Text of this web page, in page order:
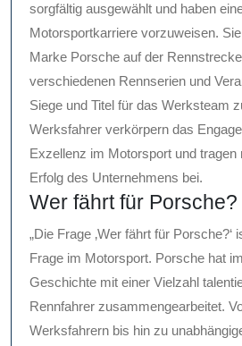
sorgfältig ausgewählt und haben
Motorsportkarriere vorzuweisen.
Marke Porsche auf der
verschiedenen Rennserien und
Siege und Titel für das Werksteam
Werksfahrer verkörpern das
Exzellenz im Motorsport und tragen
Erfolg des Unternehmens bei.
Wer fährt für Porsche?
„Die Frage ‚Wer fährt für Porsche?‘
Frage im Motorsport. Porsche hat
Geschichte mit einer Vielzahl
Rennfahrer zusammengearbeitet.
Werksfahrern bis hin zu